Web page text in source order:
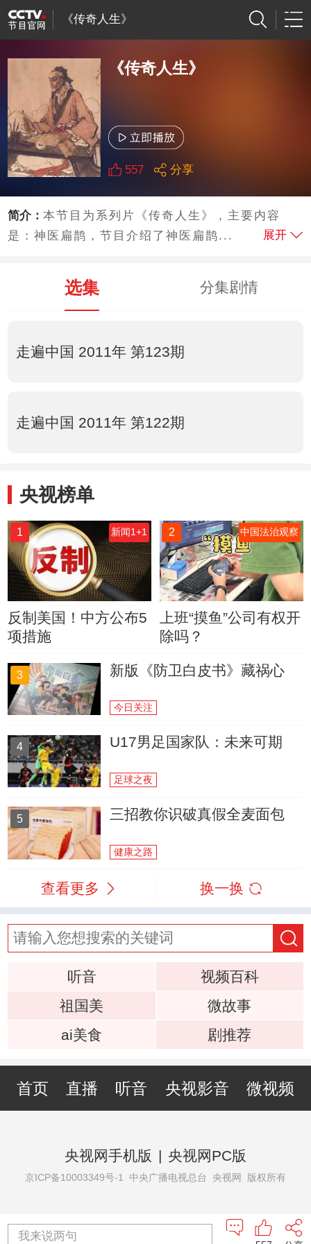
《传奇人生》
《传奇人生》
557 分享
简介：本节目为系列片《传奇人生》，主要内容
是：神医扁鹊，节目介绍了神医扁鹊...
展开
选集 分集剧情
走遍中国 2011年 第123期
走遍中国 2011年 第122期
央视榜单
1 新闻1+1
反制美国！中方公布5
项措施
2 中国法治观察
上班“摸鱼”公司有权开
除吗？
3 新版《防卫白皮书》藏祸心
今日关注
4 U17男足国家队：未来可期
足球之夜
5 三招教你识破真假全麦面包
健康之路
查看更多 换一换
听音
视频百科
祖国美
微故事
ai美食
剧推荐
首页 直播 听音 央视影音 微视频
央视网手机版 | 央视网PC版
京ICP备10003349号-1 中央广播电视总台 央视网 版权所有
我来说两句